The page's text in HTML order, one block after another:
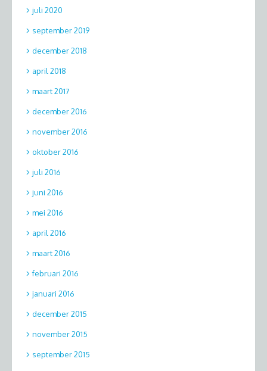
juli 2020
september 2019
december 2018
april 2018
maart 2017
december 2016
november 2016
oktober 2016
juli 2016
juni 2016
mei 2016
april 2016
maart 2016
februari 2016
januari 2016
december 2015
november 2015
september 2015